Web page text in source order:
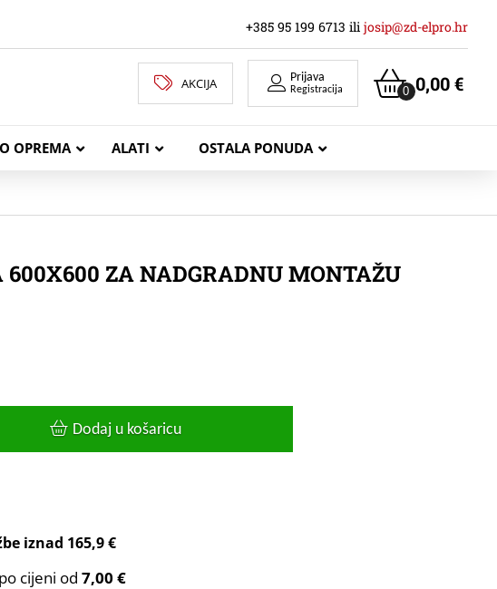
+385 95 199 6713 ili josip@zd-elpro.hr
AKCIJA Prijava
Registracija 0,00€
0
OPREMA ALATI OSTALA PONUDA
600X600 ZA NADGRADNU MONTAŽU
Dodaj u košaricu
iznad 165,9 €
cijeni od 7,00 €